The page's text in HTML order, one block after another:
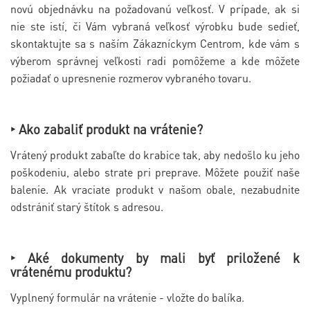
novú objednávku na požadovanú veľkosť. V prípade, ak si
nie ste istí, či Vám vybraná veľkosť výrobku bude sedieť,
skontaktujte sa s naším Zákazníckym Centrom, kde vám s
výberom správnej veľkosti radi pomôžeme a kde môžete
požiadať o upresnenie rozmerov vybraného tovaru.
‣ Ako zabaliť produkt na vrátenie?
Vrátený produkt zabaľte do krabice tak, aby nedošlo ku jeho
poškodeniu, alebo strate pri preprave. Môžete použiť naše
balenie. Ak vraciate produkt v našom obale, nezabudnite
odstrániť starý štítok s adresou.
‣ Aké dokumenty by mali byť priložené k
vrátenému produktu?
Vyplnený formulár na vrátenie - vložte do balíka.